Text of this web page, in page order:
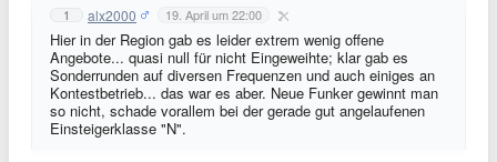
1 alx2000 19. April um 22:00
Hier in der Region gab es leider extrem wenig offene
Angebote... quasi null für nicht Eingeweihte; klar gab es
Sonderrunden auf diversen Frequenzen und auch einiges an
Kontestbetrieb... das war es aber. Neue Funker gewinnt man
so nicht, schade vorallem bei der gerade gut angelaufenen
Einsteigerklasse "N".